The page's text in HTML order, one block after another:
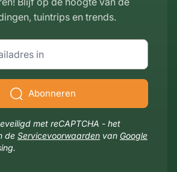
tuintrips en trends.
Abonneren
met reCAPTCHA - het
de Servicevoorwaarden van Google